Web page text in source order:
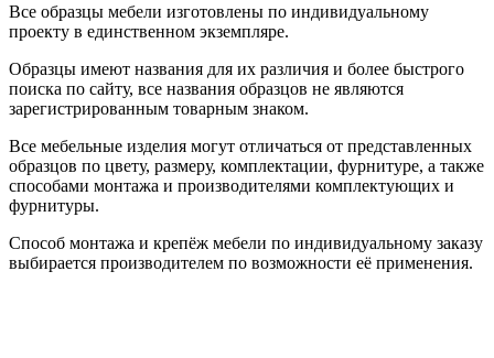
Все образцы мебели изготовлены по индивидуальному
проекту в единственном экземпляре.
Образцы имеют названия для их различия и более быстрого
поиска по сайту, все названия образцов не являются
зарегистрированным товарным знаком.
Все мебельные изделия могут отличаться от представленных
образцов по цвету, размеру, комплектации, фурнитуре, а также
способами монтажа и производителями комплектующих и
фурнитуры.
Способ монтажа и крепёж мебели по индивидуальному заказу
выбирается производителем по возможности её применения.